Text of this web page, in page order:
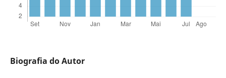
Biografia do Autor